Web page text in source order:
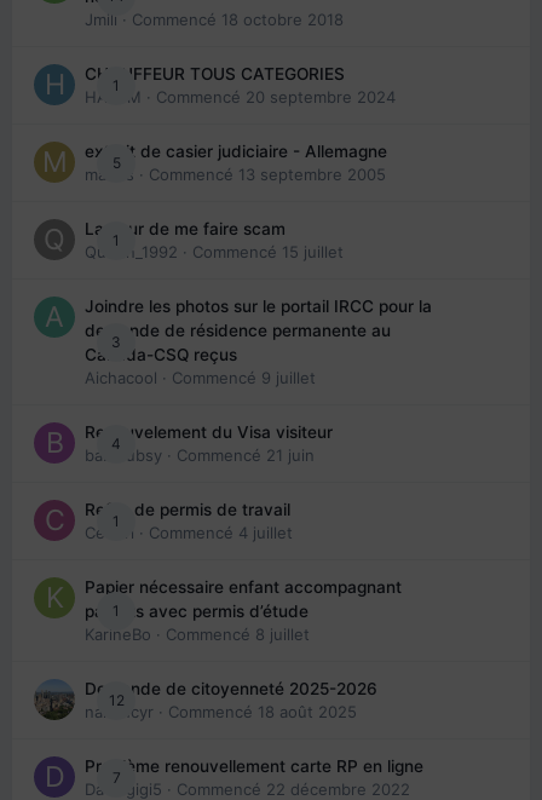
Jmili · Commencé 18 octobre 2018
1
CHAUFFEUR TOUS CATEGORIES
HAZEM · Commencé 20 septembre 2024
5
extrait de casier judiciaire - Allemagne
maries · Commencé 13 septembre 2005
1
La peur de me faire scam
Queen_1992 · Commencé 15 juillet
3
Joindre les photos sur le portail IRCC pour la
demande de résidence permanente au
Canada-CSQ reçus
Aichacool · Commencé 9 juillet
4
Renouvelement du Visa visiteur
babibubsy · Commencé 21 juin
1
Refus de permis de travail
Cedbri · Commencé 4 juillet
1
Papier nécessaire enfant accompagnant
parents avec permis d’étude
KarineBo · Commencé 8 juillet
12
Demande de citoyenneté 2025-2026
nanancyr · Commencé 18 août 2025
7
Problème renouvellement carte RP en ligne
Davidgigi5 · Commencé 22 décembre 2022